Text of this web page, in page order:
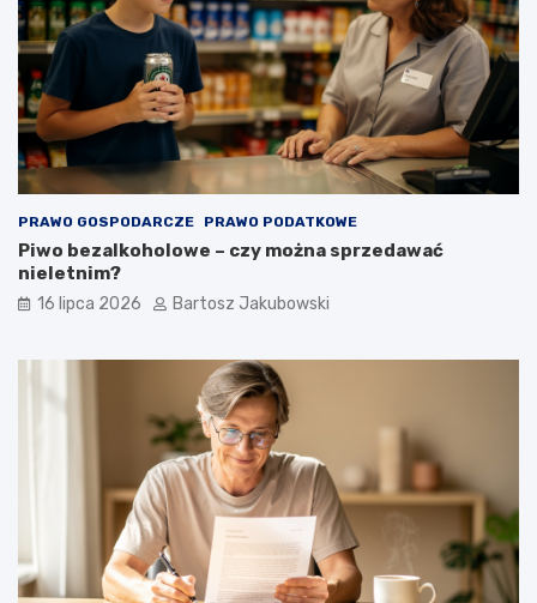
PRAWO GOSPODARCZE PRAWO PODATKOWE
Piwo bezalkoholowe – czy można sprzedawać
nieletnim?
16 lipca 2026 Bartosz Jakubowski